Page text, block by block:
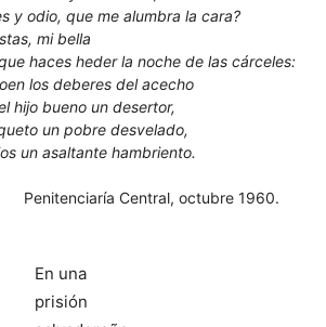
y odio, que me alumbra la cara?
bastas, mi bella
haces heder la noche de las cárceles:
los deberes del acecho
del hijo bueno un desertor,
un pobre desvelado,
un asaltante hambriento.
Penitenciaría Central, octubre 1960.
En una
prisión